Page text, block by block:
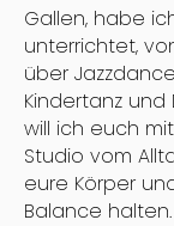
Gallen, habe
unterrichtet,
über
Kindertanz und
will ich euch
Studio vom
eure Körper
Balance halten.